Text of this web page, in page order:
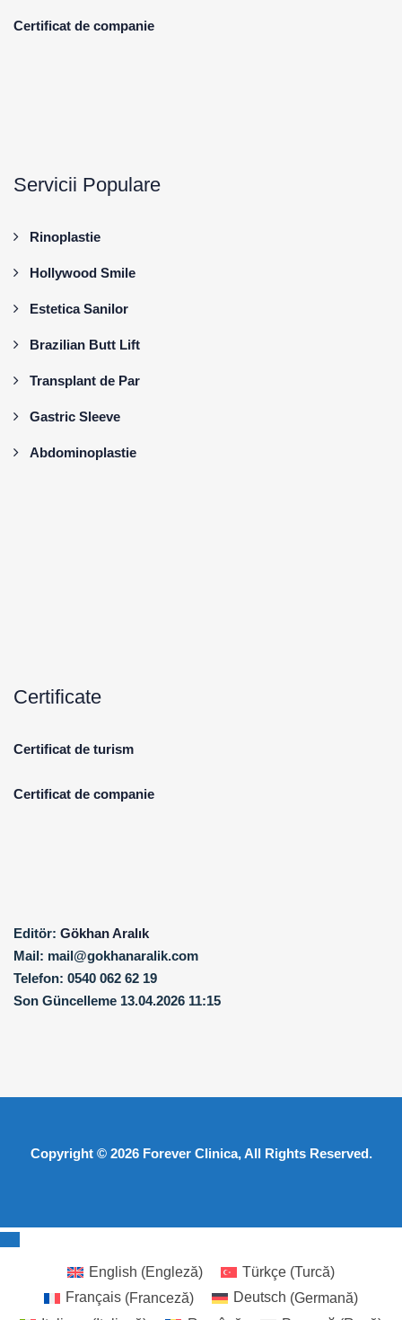
Certificat de companie
Servicii Populare
Rinoplastie
Hollywood Smile
Estetica Sanilor
Brazilian Butt Lift
Transplant de Par
Gastric Sleeve
Abdominoplastie
Certificate
Certificat de turism
Certificat de companie
Editör: Gökhan Aralık
Mail: mail@gokhanaralik.com
Telefon: 0540 062 62 19
Son Güncelleme 13.04.2026 11:15
Copyright © 2026 Forever Clinica, All Rights Reserved.
English (Engleză) Türkçe (Turcă)
Français (Franceză) Deutsch (Germană)